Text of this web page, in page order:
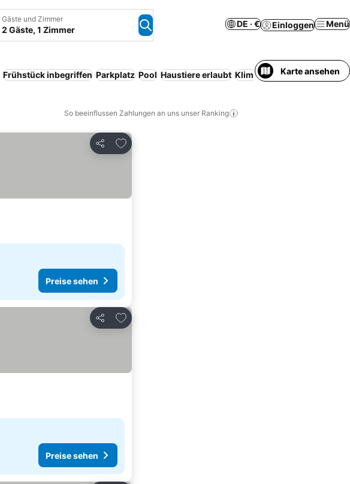
Gäste und Zimmer
2 Gäste, 1 Zimmer
DE · € Einloggen Menü
Frühstück inbegriffen Parkplatz Pool Haustiere erlaubt Klimaanlage Resort
Karte ansehen
So beeinflussen Zahlungen an uns unser Ranking
Teilen
Zu Favoriten hinzufügen
Preise sehen
Teilen
Zu Favoriten hinzufügen
Preise sehen